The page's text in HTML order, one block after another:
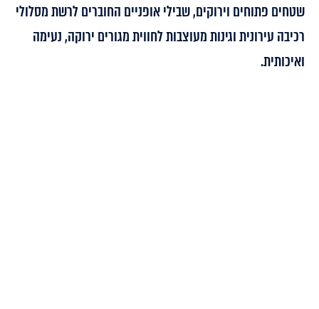
שטחים פתוחים וירוקים, שבילי אופניים החוברים לרשת מסלולי
רכיבה עירונית וגינות מעוצבות לחווית מגורים ירוקה, נעימה
ואיכותית.